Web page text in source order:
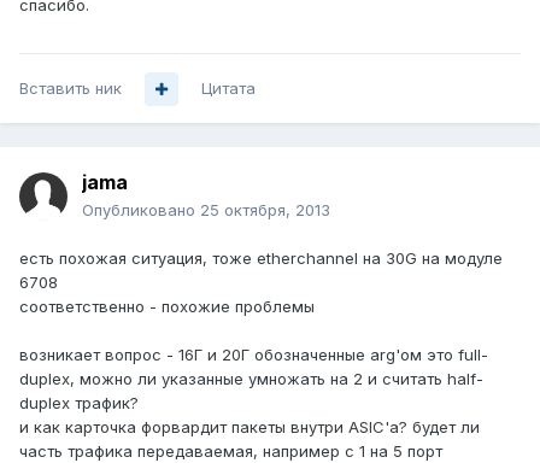
спасибо.
Вставить ник Цитата
jama
Опубликовано 25 октября, 2013
есть похожая ситуация, тоже etherchannel на 30G на модуле
6708
соответственно - похожие проблемы
возникает вопрос - 16Г и 20Г обозначенные arg'ом это full-
duplex, можно ли указанные умножать на 2 и считать half-
duplex трафик?
и как карточка форвардит пакеты внутри ASIC'а? будет ли
часть трафика передаваемая, например с 1 на 5 порт